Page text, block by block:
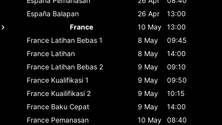
España Balapan 26 Apr
13:00
France
10 May
13:00
France Latihan Bebas 1 8 May
09:45
France Latihan 8 May
14:00
France Latihan Bebas 2 9 May
09:10
France Kualifikasi 1 9 May
09:50
France Kuailifikasi 2 9 May
10:15
France Baku Cepat 9 May
14:00
France Pemanasan 10 May
08:40